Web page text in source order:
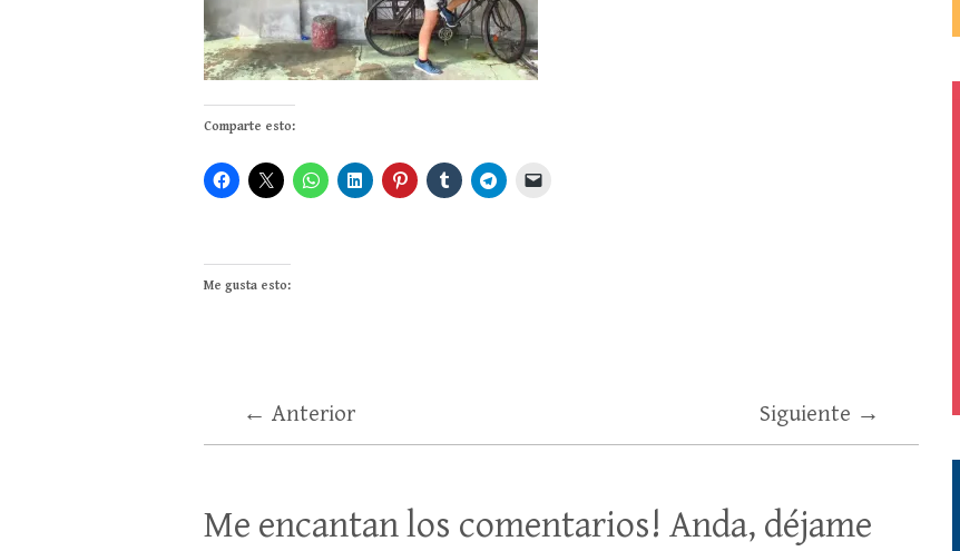
Comparte esto:
Me gusta esto:
← Anterior Siguiente →
Me encantan los comentarios! Anda, déjame